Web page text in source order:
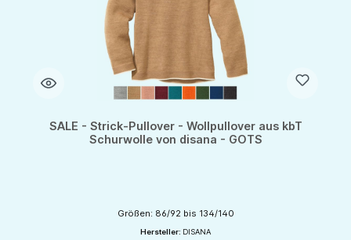
SALE - Strick-Pullover - Wollpullover aus kbT
Schurwolle von disana - GOTS
Größen: 86/92 bis 134/140
Hersteller: DISANA